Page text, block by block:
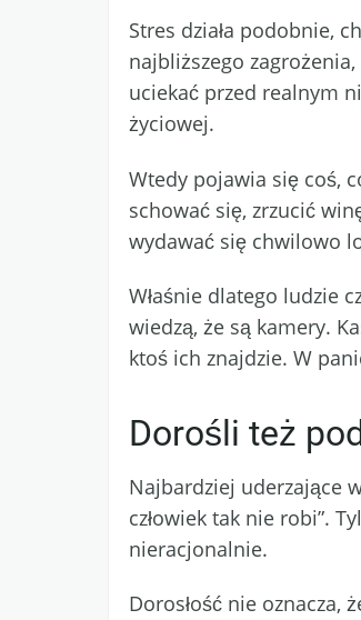
Stres działa podobnie,
najbliższego
uciekać przed realnym
życiowej.
Wtedy pojawia się coś,
schować się, zrzucić
wydawać się chwilowo
Właśnie dlatego ludzie
wiedzą, że są kamery.
ktoś ich znajdzie. W
Dorośli też
Najbardziej uderzające
człowiek tak nie robi”.
nieracjonalnie.
Dorosłość nie oznacza,